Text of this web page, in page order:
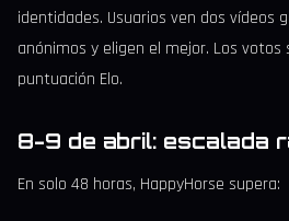
identidades. Usuarios ven dos vídeos
anónimos y eligen el mejor. Los votos
puntuación Elo.
8-9 de abril: escalada
En solo 48 horas, HappyHorse supera: